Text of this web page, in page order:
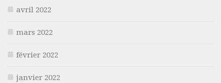
avril 2022
mars 2022
février 2022
janvier 2022